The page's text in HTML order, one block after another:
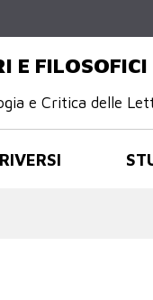
E FILOSOFICI
e Critica delle